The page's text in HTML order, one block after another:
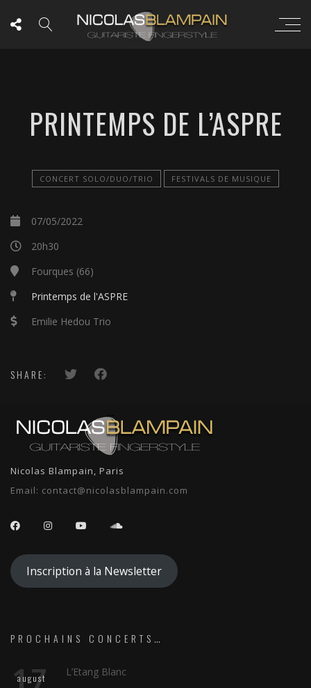
PRINTEMPS DE L’ASPRE
CONCERT SOLO/DUO/TRIO FESTIVALS DE MUSIQUE
07/05/2022
20h30
Fourques (66)
Printemps de l'ASPRE
Emilie Hedou Trio
SHARE:
Nicolas Blampain, Paris
Email: contact@nicolasblampain.com
Inscription à la Newsletter
PROCHAINS CONCERTS…
17
august L’Etang Blanc